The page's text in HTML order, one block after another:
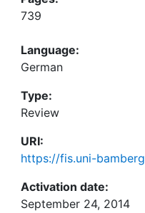
739
Language:
German
Type:
Review
URI:
https://fis.uni-
Activation date:
September 24, 2014